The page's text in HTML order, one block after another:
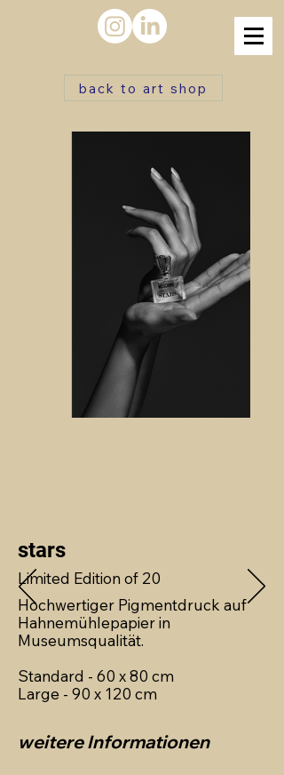
back to art shop
stars
Limited Edition of 20
Hochwertiger Pigmentdruck auf
Hahnemühlepapier in
Museumsqualität.
Standard - 60 x 80 cm
Large - 90 x 120 cm
weitere Informationen